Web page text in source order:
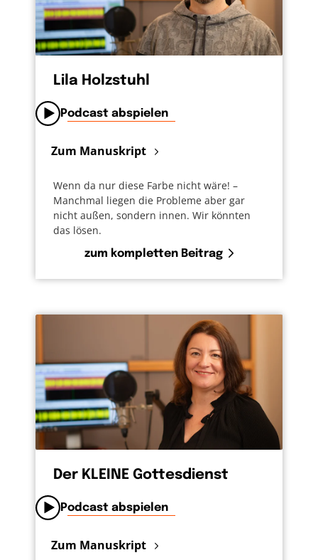
Lila Holzstuhl
Podcast abspielen
Zum Manuskript
Wenn da nur diese Farbe nicht wäre! –
Manchmal liegen die Probleme aber gar
nicht außen, sondern innen. Wir könnten
das lösen.
zum kompletten Beitrag
Der KLEINE Gottesdienst
Podcast abspielen
Zum Manuskript